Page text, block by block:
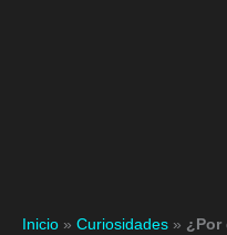
Inicio » Curiosidades » ¿Por